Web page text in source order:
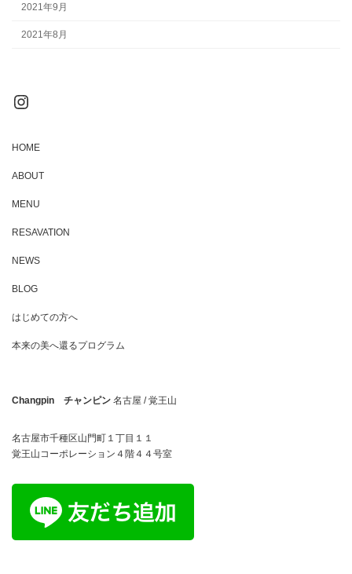
2021年9月
2021年8月
Instagram
HOME
ABOUT
MENU
RESAVATION
NEWS
BLOG
はじめての方へ
本来の美へ還るプログラム
Changpin チャンピン 名古屋 / 覚王山
名古屋市千種区山門町１丁目１１
覚王山コーポレーション４階４４号室